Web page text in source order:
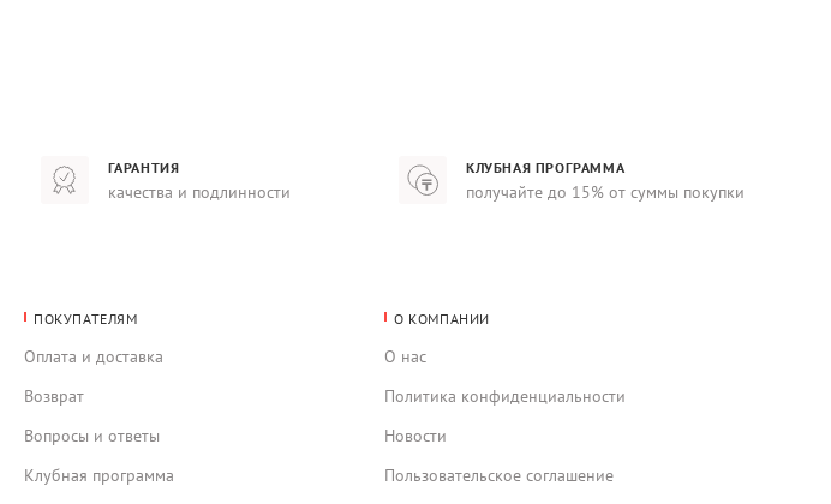
ГАРАНТИЯ
качества и подлинности
КЛУБНАЯ ПРОГРАММА
получайте до 15% от суммы покупки
ПОКУПАТЕЛЯМ
Оплата и доставка
Возврат
Вопросы и ответы
Клубная программа
О КОМПАНИИ
О нас
Политика конфиденциальности
Новости
Пользовательское соглашение